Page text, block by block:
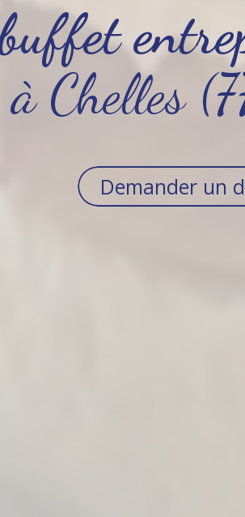
à Chelles
Demander un